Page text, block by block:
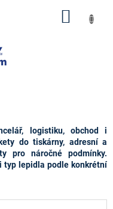
logistiku, obchod i
do tiskárny, adresní a
pro náročné podmínky.
typ lepidla podle konkrétní